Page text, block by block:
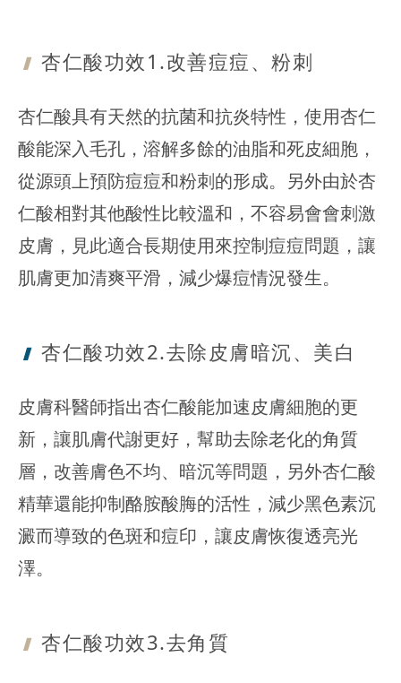
杏仁酸功效1 .改善痘痘、粉刺
杏仁酸具有天然的抗菌和抗炎特性，使用杏仁
酸能深入毛孔，溶解多餘的油脂和死皮細胞，
從源頭上預防痘痘和粉刺的形成。另外由於杏
仁酸相對其他酸性比較溫和，不容易會會刺激
皮膚，見此適合長期使用來控制痘痘問題，讓
肌膚更加清爽平滑，減少爆痘情況發生。
杏仁酸功效2.去除皮膚暗沉、美白
皮膚科醫師指出杏仁酸能加速皮膚細胞的更
新，讓肌膚代謝更好，幫助去除老化的角質
層，改善膚色不均、暗沉等問題，另外杏仁酸
精華還能抑制酪胺酸脢的活性，減少黑色素沉
澱而導致的色斑和痘印，讓皮膚恢復透亮光
澤。
杏仁酸功效3.去角質